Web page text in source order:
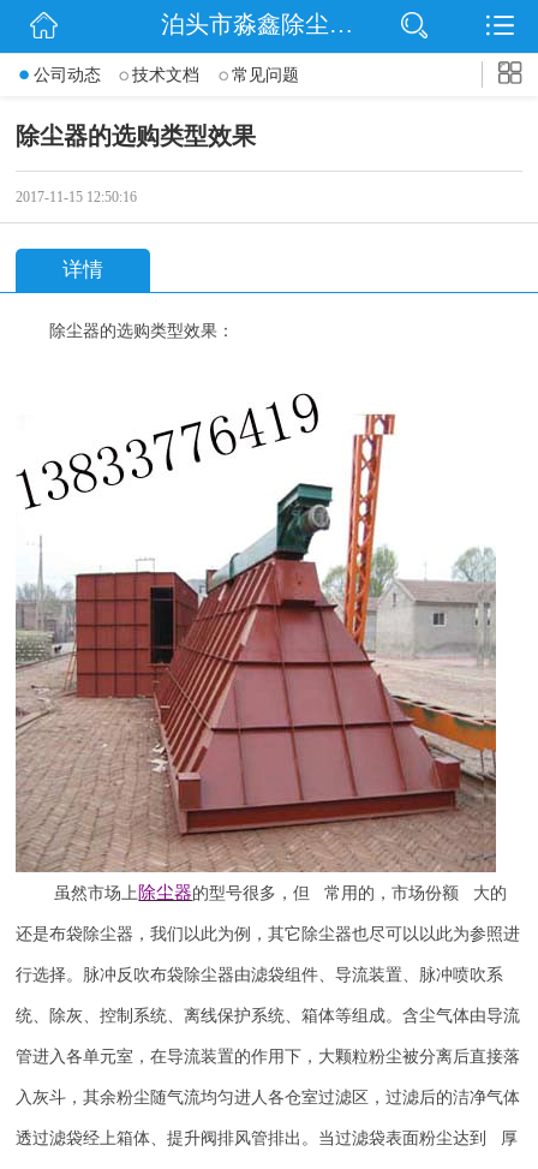
网站首页
泊头市淼鑫除尘配件销售处
公司动态 技术文档 常见问题
除尘器的选购类型效果
2017-11-15 12:50:16
详情
除尘器的选购类型效果：
虽然市场上除尘器的型号很多，但 常用的，市场份额 大的
还是布袋除尘器，我们以此为例，其它除尘器也尽可以以此为参照进
行选择。脉冲反吹布袋除尘器由滤袋组件、导流装置、脉冲喷吹系
统、除灰、控制系统、离线保护系统、箱体等组成。含尘气体由导流
管进入各单元室，在导流装置的作用下，大颗粒粉尘被分离后直接落
入灰斗，其余粉尘随气流均匀进人各仓室过滤区，过滤后的洁净气体
透过滤袋经上箱体、提升阀排风管排出。当过滤袋表面粉尘达到 厚